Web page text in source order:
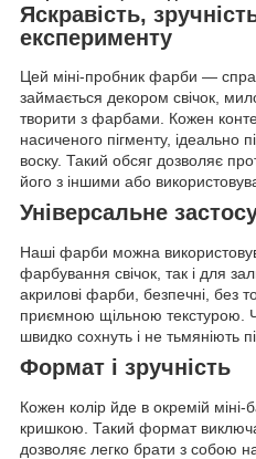
Яскравість,
експерименту
Цей міні-пробник фарби —
займається декором свічок,
творити з фарбами. Кожен
насиченого пігменту,
воску. Такий обсяг дозволяє
його з іншими або
Універсальне
Наші фарби можна
фарбування свічок, так і для
акрилові фарби, безпечні, без
приємною щільною текстурою.
швидко сохнуть і не тьмяніють
Формат і зручність
Кожен колір йде в окремій міні-
кришкою. Такий формат
дозволяє легко брати з собою